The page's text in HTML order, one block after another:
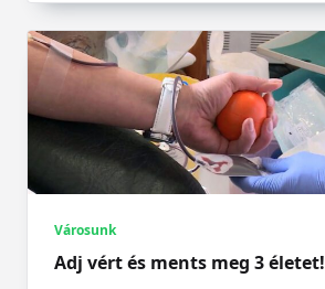
Városunk
Adj vért és ments meg 3 életet!